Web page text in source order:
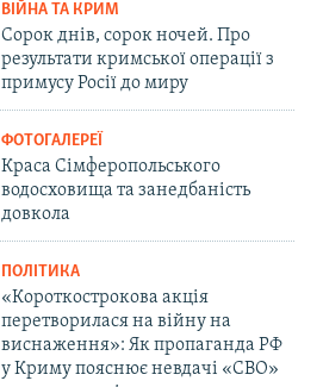
ВІЙНА ТА КРИМ
Сорок днів, сорок ночей. Про
результати кримської операції з
примусу Росії до миру
ФОТОГАЛЕРЕЇ
Краса Сімферопольського
водосховища та занедбаність
довкола
ПОЛІТИКА
«Короткострокова акція
перетворилася на війну на
виснаження»: Як пропаганда РФ
у Криму пояснює невдачі «СВО»